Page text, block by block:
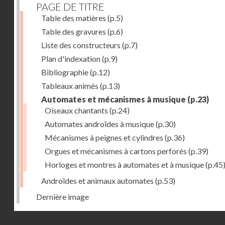
PAGE DE TITRE
Table des matières (p.5)
Table des gravures (p.6)
Liste des constructeurs (p.7)
Plan d'indexation(p.9)
Bibliographie(p.12)
Tableaux animés (p.13)
Automates et mécanismes à musique (p.23)
Oiseaux chantants (p.24)
Automates androïdes à musique(p.30)
Mécanismes à peignes et cylindres (p.36)
Orgues et mécanismes à cartons perforés (p.39)
Horloges et montres à automates et à musique(p.45)
Androïdes et animaux automates (p.53)
Dernière image